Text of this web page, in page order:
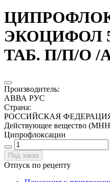
ЭКОЦИФОЛ
ТАБ. П/П/О /
Производитель:
АВВА РУС
Страна:
РОССИЙСКАЯ
Действующее вещество
Ципрофлоксацин
Под заказ
Отпуск по рецепту